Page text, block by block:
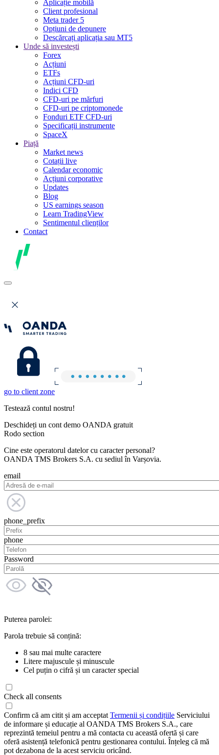
Aplicație mobilă
Client profesional
Meta trader 5
Opțiuni de depunere
Descărcați aplicația sau MT5
Unde să investești
Forex
Acțiuni
ETFs
Acțiuni CFD-uri
Indici CFD
CFD-uri pe mărfuri
CFD-uri pe criptomonede
Fonduri ETF CFD-uri
Specificații instrumente
SpaceX
Piață
Market news
Cotații live
Calendar economic
Acțiuni corporative
Updates
Blog
US earnings season
Learn TradingView
Sentimentul clienților
Contact
go to client zone
Testează contul nostru!
Deschideți un cont demo OANDA gratuit
Rodo section
Cine este operatorul datelor cu caracter personal?
OANDA TMS Brokers S.A. cu sediul în Varșovia.
email
phone_prefix
phone
Password
Puterea parolei:
Parola trebuie să conțină:
8 sau mai multe caractere
Litere majuscule și minuscule
Cel puțin o cifră și un caracter special
Check all consents
Confirm că am citit și am acceptat Termenii și condițiile Serviciului
de informare și educație al OANDA TMS Brokers S.A., care
reprezintă temeiul pentru a mă contacta cu această ofertă și care
oferă asistență telefonică pentru gestionarea contului. Înțeleg că mă
pot dezabona de la acest serviciu oricând.